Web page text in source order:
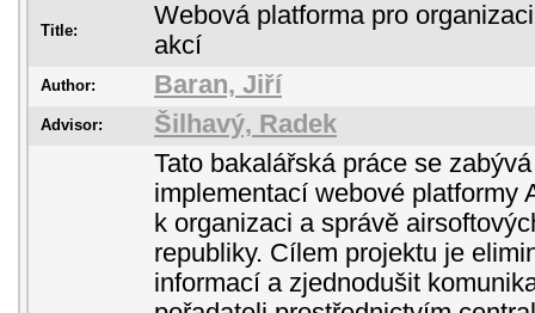
Title:
Webová platforma pro
akcí
Author: Baran, Jiří
Advisor: Šilhavý, Radek
Tato bakalářská práce se
implementací webové platformy
k organizaci a správě
republiky. Cílem projektu je
informací a zjednodušit